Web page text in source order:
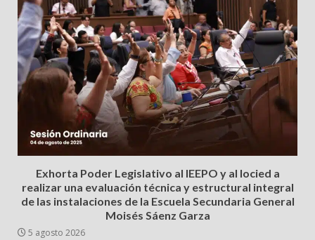
Exhorta Poder Legislativo al IEEPO y al Iocied a
realizar una evaluación técnica y estructural integral
de las instalaciones de la Escuela Secundaria General
Moisés Sáenz Garza
5 agosto 2026